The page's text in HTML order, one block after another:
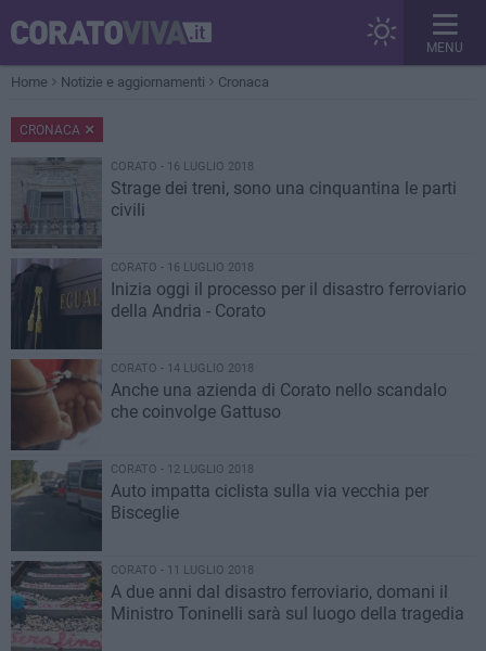
MENU
Home Notizie e aggiornamenti Cronaca
CRONACA
CORATO - 16 LUGLIO 2018
Strage dei treni, sono una cinquantina le parti
civili
CORATO - 16 LUGLIO 2018
Inizia oggi il processo per il disastro ferroviario
della Andria - Corato
CORATO - 14 LUGLIO 2018
Anche una azienda di Corato nello scandalo
che coinvolge Gattuso
CORATO - 12 LUGLIO 2018
Auto impatta ciclista sulla via vecchia per
Bisceglie
CORATO - 11 LUGLIO 2018
A due anni dal disastro ferroviario, domani il
Ministro Toninelli sarà sul luogo della tragedia